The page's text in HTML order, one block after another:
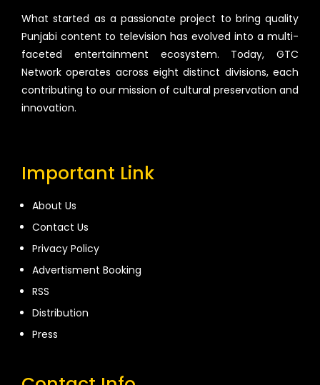
What started as a passionate project to bring quality
Punjabi content to television has evolved into a multi-
faceted entertainment ecosystem. Today, GTC
Network operates across eight distinct divisions, each
contributing to our mission of cultural preservation and
innovation.
Important Link
About Us
Contact Us
Privacy Policy
Advertisment Booking
RSS
Distribution
Press